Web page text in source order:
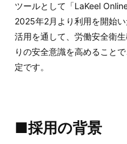
ツールとして「LaKeel
2025年2月より利用を開始
活用を通して、労働安全衛
りの安全意識を高めること
定です。
■採用の背景